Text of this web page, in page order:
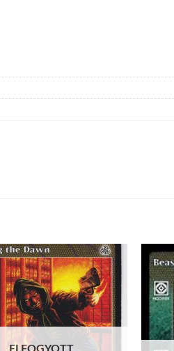
Add to
wishlist
ELFOGYOTT